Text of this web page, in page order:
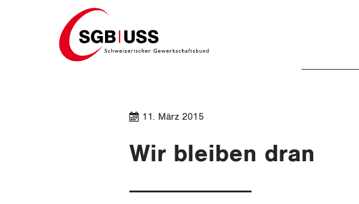
Home
11. März 2015
Wir bleiben dran